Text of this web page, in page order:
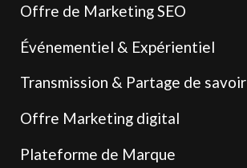
Offre de Marketing SEO
Événementiel & Expérientiel
Transmission & Partage de savoir
Offre Marketing digital
Plateforme de Marque